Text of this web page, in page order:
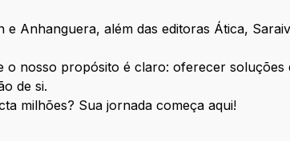
Anhanguera, além das editoras Ática,
o nosso propósito é claro: oferecer soluções
de si.
milhões? Sua jornada começa aqui!